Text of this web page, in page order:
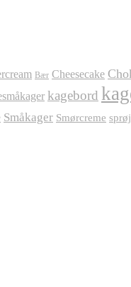
Bær Cheesecake
kagebord
Småkager Smørcreme